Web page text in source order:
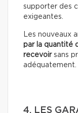
supporter des
exigeantes.
Les nouveaux
par la quantité
recevoirsans
adéquatement.
4. LES